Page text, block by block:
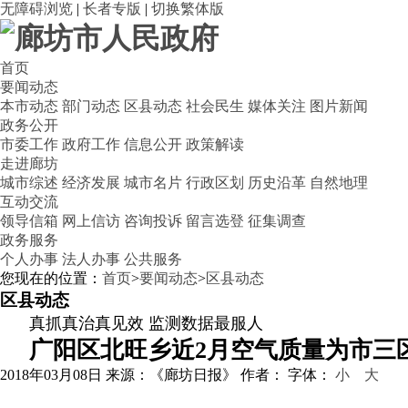
无障碍浏览 | 长者专版 | 切换繁体版
首页
要闻动态
本市动态 部门动态 区县动态 社会民生 媒体关注 图片新闻
政务公开
市委工作 政府工作 信息公开 政策解读
走进廊坊
城市综述 经济发展 城市名片 行政区划 历史沿革 自然地理
互动交流
领导信箱 网上信访 咨询投诉 留言选登 征集调查
政务服务
个人办事 法人办事 公共服务
您现在的位置： 首页>要闻动态>区县动态
区县动态
真抓真治真见效 监测数据最服人
广阳区北旺乡近2月空气质量为市三
2018年03月08日 来源：《廊坊日报》 作者： 字体： 小 大